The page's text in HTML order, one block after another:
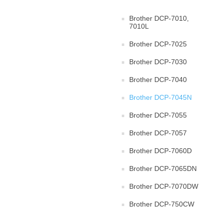
Brother DCP-7010,
7010L
Brother DCP-7025
Brother DCP-7030
Brother DCP-7040
Brother DCP-7045N
Brother DCP-7055
Brother DCP-7057
Brother DCP-7060D
Brother DCP-7065DN
Brother DCP-7070DW
Brother DCP-750CW